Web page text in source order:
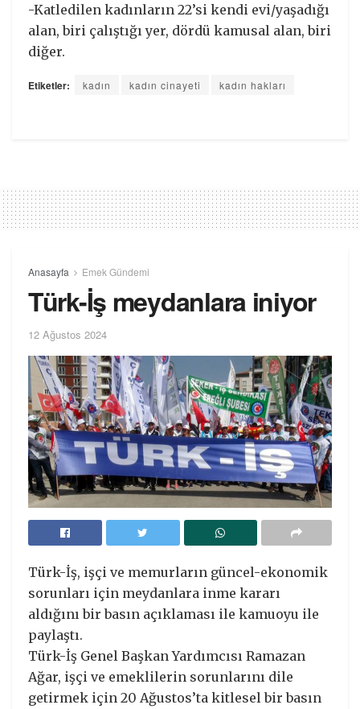
-Katledilen kadınların 22’si kendi evi/yaşadığı
alan, biri çalıştığı yer, dördü kamusal alan, biri
diğer.
Etiketler: kadın kadın cinayeti kadın hakları
Anasayfa Emek Gündemi
Türk-İş meydanlara iniyor
12 Ağustos 2024
Türk-İş, işçi ve memurların güncel-ekonomik
sorunları için meydanlara inme kararı
aldığını bir basın açıklaması ile kamuoyu ile
paylaştı.
Türk-İş Genel Başkan Yardımcısı Ramazan
Ağar, işçi ve emeklilerin sorunlarını dile
getirmek için 20 Ağustos’ta kitlesel bir basın